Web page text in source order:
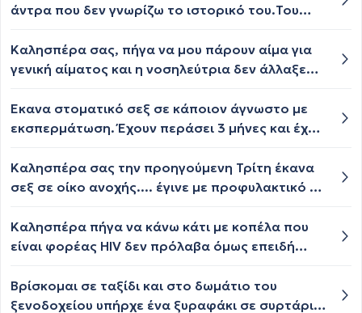
άντρα που δεν γνωρίζω το ιστορικό του.Του
τήρησε.Το αποτέλεσμα ήταν να διεισδύσει για
ελάχιστο χρόνο η κεφαλή του πέους.Θεωρείται
Καλησπέρα σας, πήγα να μου πάρουν αίμα για
γενική αίματος και η νοσηλεύτρια δεν άλλαξε
υπολογιστή με αυτά μου πήρε και αίμα.
Παρατήρησα ότι πάνω στο γάντι υπήρξε μια
πήγε το μυαλό μου δεν είμαι σίγουρος). Υπάρχει
πιθανότητα να μου μεταδοθεί κάτι λόγω αυτού;
Έκανα στοματικό σεξ σε κάποιον άγνωστο με
εκσπερμάτωση. Έχουν περάσει 3 μήνες και έχω
hiv; Ξεκίνησα να αγχώνομαι γιατί ξεκίνησε να
ποναει το χέρι μου με μικρή μελάνια εδώ και 1
εμετό από το ζόρι.
Καλησπέρα σας την προηγούμενη Τρίτη έκανα
σεξ σε οίκο ανοχής.... έγινε με προφυλακτικό το
αυτό.... υπάρχει περίπτωση να έχω κολλήσω
aids?
Καλησπέρα πήγα να κάνω κάτι με κοπέλα που
είναι φορέας HIV δεν πρόλαβα όμως επειδή
έπιανε το πέος χωρίς να την αφήσω να μου
κάνει στοματικό υπάρχει κάποια ανησυχία να
Βρίσκομαι σε ταξίδι και στο δωμάτιο του
ξενοδοχείου υπήρχε ένα ξυραφάκι σε συρτάρι.